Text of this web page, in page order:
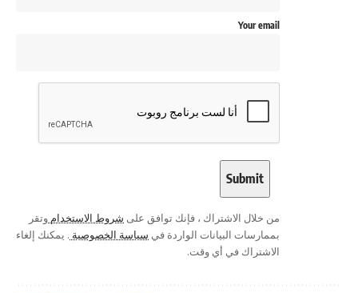
Your email
من خلال الاشتراك ، فإنك توافق على شروط الاستخدام وتقر
بممارسات البيانات الواردة في سياسة الخصوصية . يمكنك إلغاء
الاشتراك في أي وقت.